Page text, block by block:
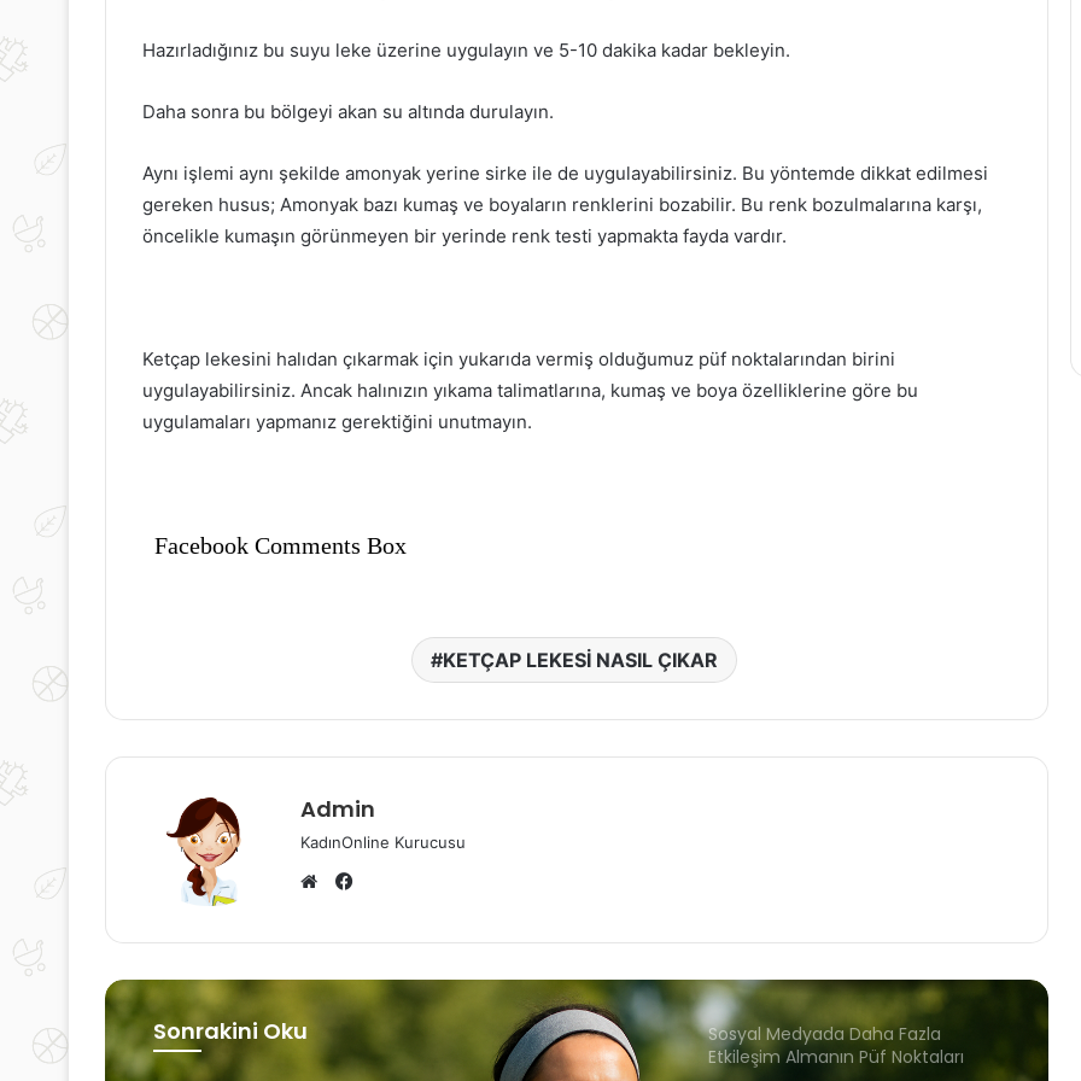
Hazırladığınız bu suyu leke üzerine uygulayın ve 5-10 dakika kadar bekleyin.
Daha sonra bu bölgeyi akan su altında durulayın.
Aynı işlemi aynı şekilde amonyak yerine sirke ile de uygulayabilirsiniz. Bu yöntemde dikkat edilmesi
gereken husus; Amonyak bazı kumaş ve boyaların renklerini bozabilir. Bu renk bozulmalarına karşı,
öncelikle kumaşın görünmeyen bir yerinde renk testi yapmakta fayda vardır.
Ketçap lekesini halıdan çıkarmak için yukarıda vermiş olduğumuz püf noktalarından birini
uygulayabilirsiniz. Ancak halınızın yıkama talimatlarına, kumaş ve boya özelliklerine göre bu
uygulamaları yapmanız gerektiğini unutmayın.
Facebook Comments Box
KETÇAP LEKESİ NASIL ÇIKAR
Admin
KadınOnline Kurucusu
sitesi
Facebook
Sonrakini Oku
Meyve Suları ile Meyve Tüketiminin
Temizleme Maskeleri
Demir Eksikliği Anemisinin Belirtileri
Sosyal Medyada Daha Fazla
Yazın Spor Yaparken Serin Kalmanın
Püf Noktaları
11 Ocak 2024
Sistemi İçin Beslenme Önerileri
Zeytinyağı
Yapılır
Bacaklar
Ağrır?